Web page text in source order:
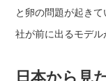
と卵の問題が起き
社が前に出るモデル
日本から見